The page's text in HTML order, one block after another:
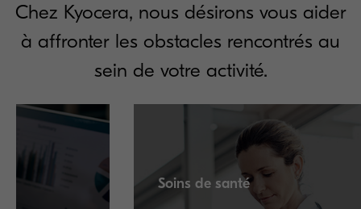
Chez Kyocera, nous désirons vous aider
à affronter les obstacles rencontrés au
sein de votre activité.
Soins de santé